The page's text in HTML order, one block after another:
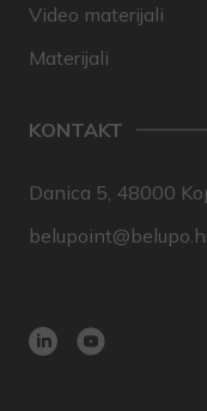
Video materijali
Materijali
KONTAKT
Danica 5, 48000